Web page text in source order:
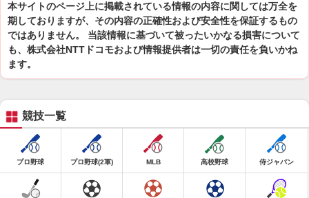
本サイトのページ上に掲載されている情報の内容に関しては万全を
期しておりますが、その内容の正確性および安全性を保証するもの
ではありません。 当該情報に基づいて被ったいかなる損害について
も、株式会社NTTドコモおよび情報提供者は一切の責任を負いかね
ます。
競技一覧
プロ野球 プロ野球(2軍) MLB 高校野球 侍ジャパン